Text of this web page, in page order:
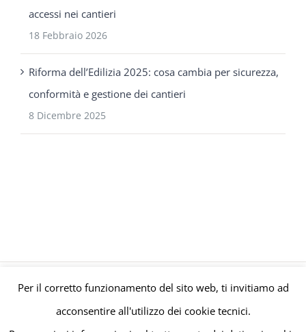
accessi nei cantieri
18 Febbraio 2026
Riforma dell’Edilizia 2025: cosa cambia per sicurezza,
conformità e gestione dei cantieri
8 Dicembre 2025
© Gruppo Polaris P.IVA C.F. Iscriz. CCIAA 08671820010 |Privacy e
Cookie Policy | Powered bymeltingmedia.it
Per il corretto funzionamento del sito web, ti invitiamo ad
acconsentire all'utilizzo dei cookie tecnici.